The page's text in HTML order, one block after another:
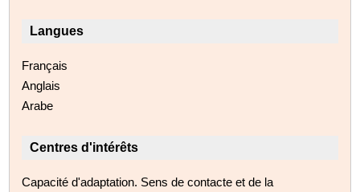
Langues
Français
Anglais
Arabe
Centres d'intérêts
Capacité d'adaptation. Sens de contacte et de la